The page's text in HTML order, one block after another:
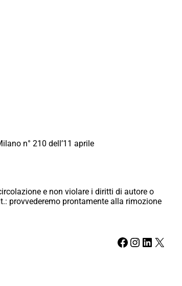
n° 210 dell’11 aprile
e non violare i diritti di autore o
provvederemo prontamente alla rimozione
Facebook Instagram LinkedIn X